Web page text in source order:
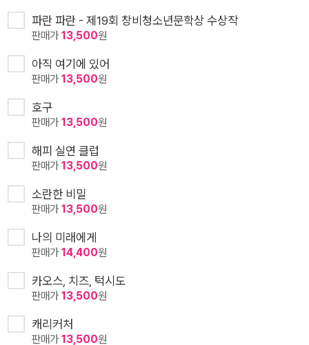
파란 파란 - 제19회 창비청소년문학상 수상작
판매가13,500원
아직 여기에 있어
판매가13,500원
호구
판매가13,500원
해피 실연 클럽
판매가13,500원
소란한 비밀
판매가13,500원
나의 미래에게
판매가14,400원
카오스, 치즈, 턱시도
판매가13,500원
캐리커처
판매가13,500원